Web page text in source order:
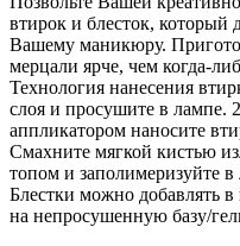
втирок и блесток,
Вашему маникюру.
мерцали ярче, чем когда-
Технология нанесения
слоя и просушите в лампе.
аппликатором наносите
Смахните мягкой кистью
топом и заполимеризуйте в
Блестки можно добавлять
на непросушенную базу/